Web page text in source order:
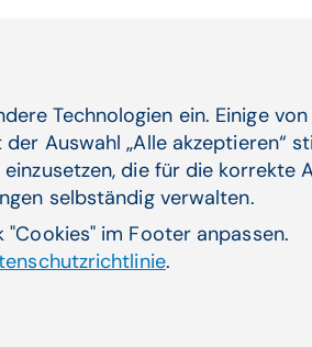
Wiederbelebung,
Idee eines
Streifen der
aus", betonte Orlob.
Österreichweit gebe es
über das richtige
Technologien ein. Einige
Auswahl „Alle akzeptieren“
die für die
selbständig verwalten.
im Footer anpassen.
.